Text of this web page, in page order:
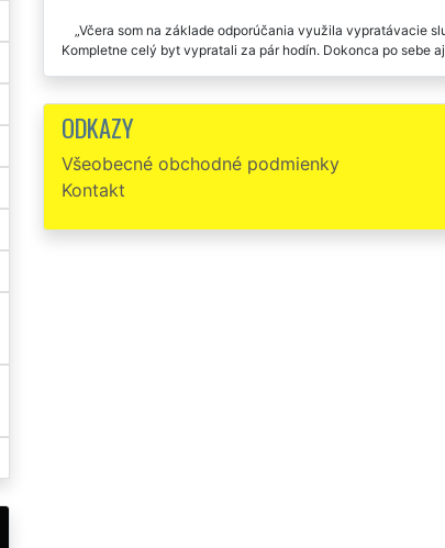
Včera som na základe odporúčania využila vypratávacie
Kompletne celý byt vypratali za pár hodín. Dokonca po sebe
parádna práca i cena, veľmi vám ďakujem.
ODKAZY
Všeobecné obchodné podmienky
Kontakt